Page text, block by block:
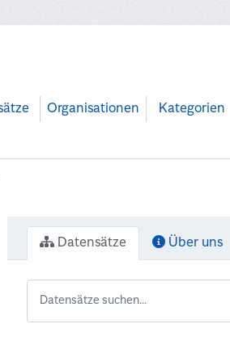
Organisationen Kategorien
Datensätze Über uns